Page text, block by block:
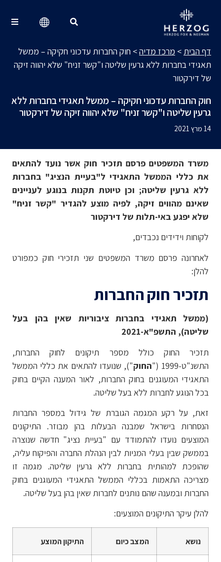
דף הבית > מרכז מדיה> חוק החברות עדכוני חקיקה – ממשל
תאגידי בחברות ללא גרעין שליטה ו"קשר זניח" שלא יהווה זיקה
של דירקטור
חוק החברות עדכוני חקיקה – ממשל תאגידי בחברות ללא
גרעין שליטה ו"קשר זניח" שלא יהווה זיקה של דירקטור
14 מרץ 2021
משרד המשפטים פרסם תזכיר חוק אשר נועד להתאים
את כללי הממשל התאגידי ל"בעיית הנציג" בחברות
ללא גרעין שליטה; וכן טיוטת תקנות בנוגע לעניינים
שאינם מהווים זיקה, לפיה מוצע להגדיר "קשר זניח"
שלא יפגע באי-תלות של דירקטור
לקוחות וידידים נכבדים,
לאחרונה פרסם משרד המשפטים שני תזכירי חוק כמפורט
להלן:
תזכיר חוק החברות
(ממשל תאגידי בחברות ציבוריות שאין בהן בעל
שליטה), התשפ"א-2021
תזכיר החוק כולל מספר תיקונים לחוק החברות,
התשנ"ט-1999 ("
החוק"), שנועדו להתאים את כללי הממשל
התאגידי המעוגנים בחוק החברות, לאור המענה הקיים בחוק
בכל הנוגע לחברות ללא בעל שליטה.
זאת, על רקע המגמה הגוברת של גידול במספר החברות
הנסחרות בישראל שמבנה הבעלות בהן מבוזר. התיקונים
המוצעים נועדו להתמודד עם "בעיית נציג" חדשה שנוצרה
בממשק שבין בעלי המניות לבין הנהלת החברה והפיקוח עליה,
שהופכת למהותית בחברות ללא גרעין שליטה. מגמה זו
מצריכה התאמות בכללי הממשל התאגידי המעוגנים בחוק
החברות ובמענה שהם נותנים לחברות שאין בהן בעל שליטה.
להלן עיקר התיקונים המוצעים:
נושא המצב כיום התיקון המוצע